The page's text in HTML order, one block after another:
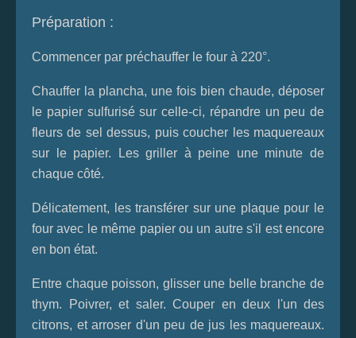
Préparation :
Commencer par préchauffer le four à 220°.
Chauffer la plancha, une fois bien chaude, déposer
le papier sulfurisé sur celle-ci, répandre un peu de
fleurs de sel dessus, puis coucher les maquereaux
sur le papier. Les griller à peine une minute de
chaque côté.
Délicatement, les transférer sur une plaque pour le
four avec le même papier ou un autre s'il est encore
en bon état.
Entre chaque poisson, glisser une belle branche de
thym. Poivrer, et saler. Couper en deux l'un des
citrons, et arroser d'un peu de jus les maquereaux.